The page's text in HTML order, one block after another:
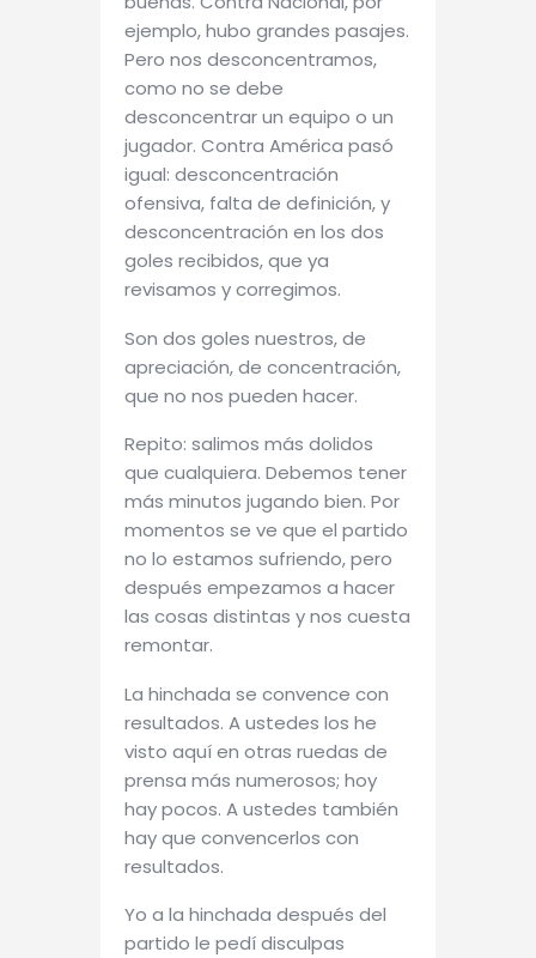
ejemplo, hubo grandes pasajes.
Pero nos desconcentramos,
como no se debe
desconcentrar un equipo o un
jugador. Contra América pasó
igual: desconcentración
ofensiva, falta de definición, y
desconcentración en los dos
goles recibidos, que ya
revisamos y corregimos.
Son dos goles nuestros, de
apreciación, de concentración,
que no nos pueden hacer.
Repito: salimos más dolidos
que cualquiera. Debemos tener
más minutos jugando bien. Por
momentos se ve que el partido
no lo estamos sufriendo, pero
después empezamos a hacer
las cosas distintas y nos cuesta
remontar.
La hinchada se convence con
resultados. A ustedes los he
visto aquí en otras ruedas de
prensa más numerosos; hoy
hay pocos. A ustedes también
hay que convencerlos con
resultados.
Yo a la hinchada después del
partido le pedí disculpas